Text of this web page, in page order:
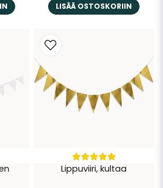
LISÄÄ OSTOSKORIIN
Lippuviiri, kultaa